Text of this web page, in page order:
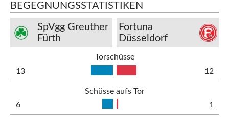
BEGEGNUNGSSTATISTIKEN
SpVgg Greuther
Fürth
Fortuna
Düsseldorf
Torschüsse
13
12
Schüsse aufs Tor
6
1